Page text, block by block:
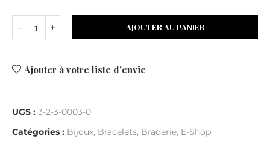
AJOUTER AU PANIER
Ajouter à votre liste d'envie
UGS : 3-2-3-0003-0
Catégories : Bijoux, Bracelets, Braderie, E-Shop